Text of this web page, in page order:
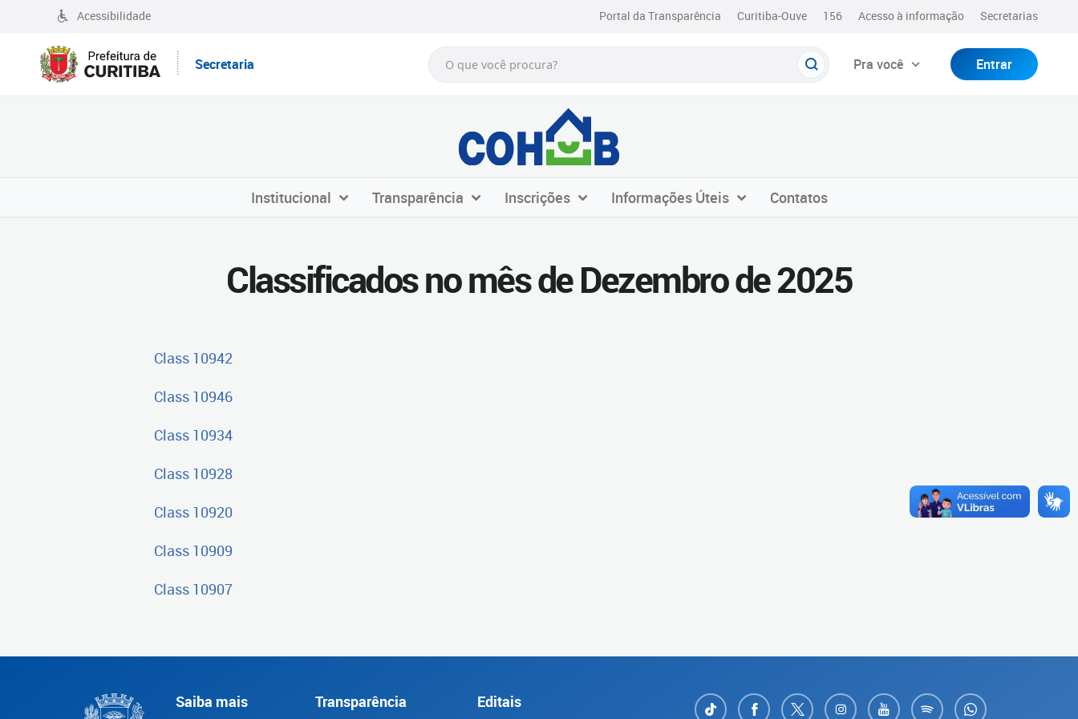
Acessibilidade Portal da Transparência Curitiba-Ouve 156 Acesso à informação Secretarias
Secretaria Pra você Entrar
Institucional Transparência Inscrições Informações Úteis Contatos
Classificados no mês de Dezembro de 2025
Class 10942
Class 10946
Class 10934
Class 10928
Class 10920
Class 10909
Class 10907
Saiba mais Transparência Editais